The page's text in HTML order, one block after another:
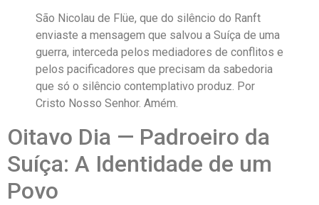
São Nicolau de Flüe, que do silêncio do Ranft
enviaste a mensagem que salvou a Suíça de uma
guerra, interceda pelos mediadores de conflitos e
pelos pacificadores que precisam da sabedoria
que só o silêncio contemplativo produz. Por
Cristo Nosso Senhor. Amém.
Oitavo Dia — Padroeiro da
Suíça: A Identidade de um
Povo